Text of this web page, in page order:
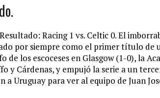
Racing 1 vs. Celtic 0. El
por siempre como el primer título de
los escoceses en Glasgow (1-0), la
y Cárdenas, y empujó la serie a un
a Uruguay para ver al equipo de Juan